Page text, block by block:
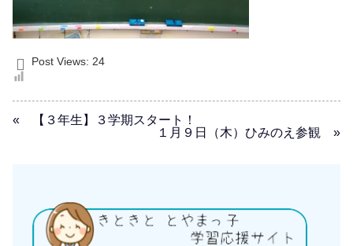
Post Views: 24
« 【３年生】３学期スタート！
１月９日（木）ひみのえ参観 »